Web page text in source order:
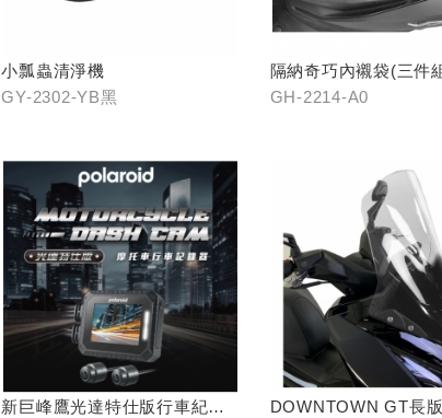
小瓢蟲清淨機
GY-2302-YB黑
隔納奇巧內襯袋(三件
GH-2214-A0
新巨峰鷹光達特仕版行車紀錄
DOWNTOWN GT長